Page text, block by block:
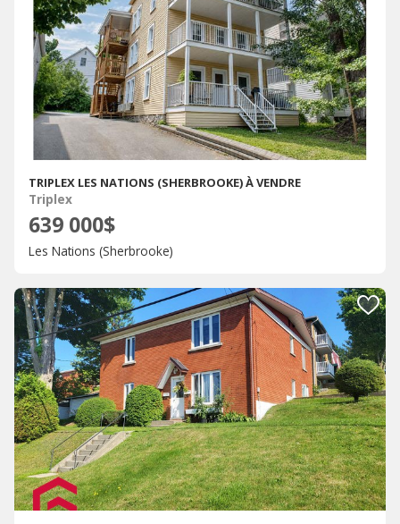
TRIPLEX LES NATIONS (SHERBROOKE) À VENDRE
Triplex
639 000$
Les Nations (Sherbrooke)